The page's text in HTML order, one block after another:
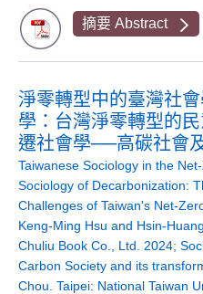
摘要 Abstract
淨零轉型中的臺灣社
學：台灣淨零轉型的
遷社會學──高碳社會
Taiwanese Sociology in the
Sociology of Decarbonization:
Challenges of Taiwan's Net-
Keng-Ming Hsu and Hsin-
Chuliu Book Co., Ltd. 2024;
Carbon Society and its
Chou. Taipei: National Taiwan